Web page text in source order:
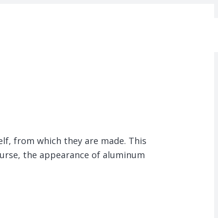
from which they are made. This
the appearance of aluminum